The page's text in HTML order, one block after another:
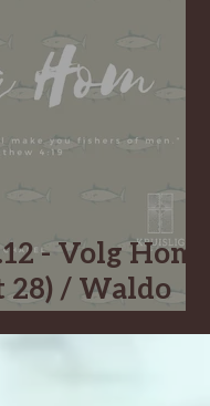
- Volg Hom
28) / Waldo